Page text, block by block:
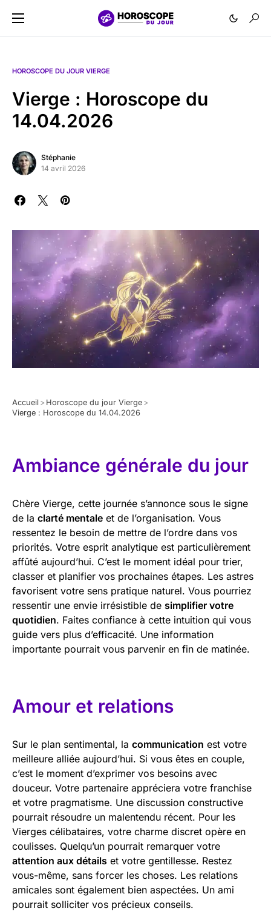
HOROSCOPE DU JOUR VIERGE
Vierge : Horoscope du
14.04.2026
Stéphanie
14 avril 2026
Accueil > Horoscope du jour Vierge >
Vierge : Horoscope du 14.04.2026
Ambiance générale du jour
Chère Vierge, cette journée s’annonce sous le signe
de la clarté mentale et de l’organisation. Vous
ressentez le besoin de mettre de l’ordre dans vos
priorités. Votre esprit analytique est particulièrement
affûté aujourd’hui. C’est le moment idéal pour trier,
classer et planifier vos prochaines étapes. Les astres
favorisent votre sens pratique naturel. Vous pourriez
ressentir une envie irrésistible de simplifier votre
quotidien. Faites confiance à cette intuition qui vous
guide vers plus d’efficacité. Une information
importante pourrait vous parvenir en fin de matinée.
Amour et relations
Sur le plan sentimental, la communication est votre
meilleure alliée aujourd’hui. Si vous êtes en couple,
c’est le moment d’exprimer vos besoins avec
douceur. Votre partenaire appréciera votre franchise
et votre pragmatisme. Une discussion constructive
pourrait résoudre un malentendu récent. Pour les
Vierges célibataires, votre charme discret opère en
coulisses. Quelqu’un pourrait remarquer votre
attention aux détails et votre gentillesse. Restez
vous-même, sans forcer les choses. Les relations
amicales sont également bien aspectées. Un ami
pourrait solliciter vos précieux conseils.